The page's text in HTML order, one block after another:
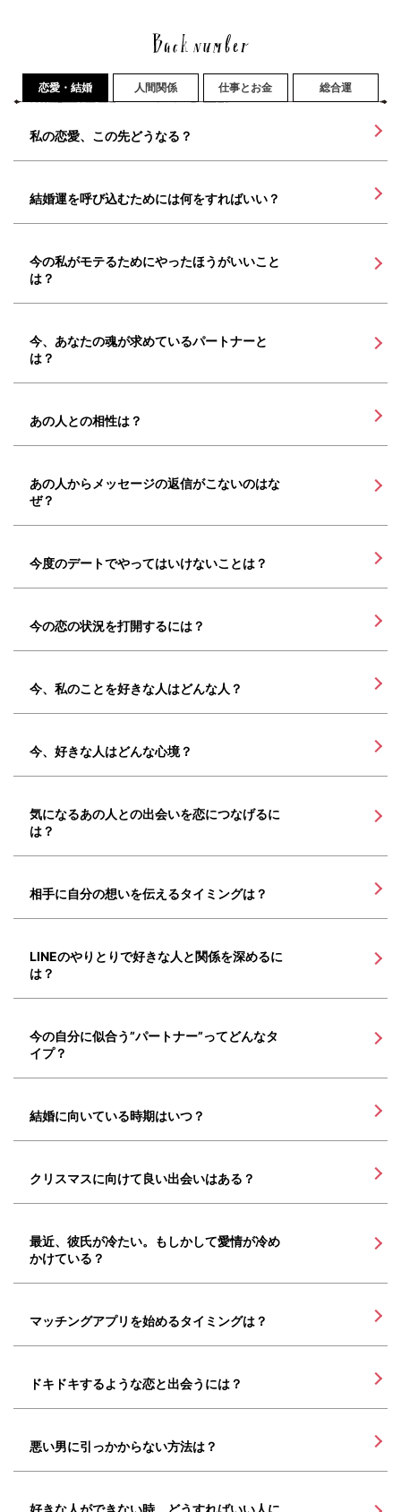
恋愛・結婚 人間関係 仕事とお金 総合運
私の恋愛、この先どうなる？
結婚運を呼び込むためには何をすればいい？
今の私がモテるためにやったほうがいいこと
は？
今、あなたの魂が求めているパートナーと
は？
あの人との相性は？
あの人からメッセージの返信がこないのはな
ぜ？
今度のデートでやってはいけないことは？
今の恋の状況を打開するには？
今、私のことを好きな人はどんな人？
今、好きな人はどんな心境？
気になるあの人との出会いを恋につなげるに
は？
相手に自分の想いを伝えるタイミングは？
LINEのやりとりで好きな人と関係を深めるに
は？
今の自分に似合う”パートナー”ってどんなタ
イプ？
結婚に向いている時期はいつ？
クリスマスに向けて良い出会いはある？
最近、彼氏が冷たい。もしかして愛情が冷め
かけている？
マッチングアプリを始めるタイミングは？
ドキドキするような恋と出会うには？
悪い男に引っかからない方法は？
好きな人ができない時、どうすればいい人に